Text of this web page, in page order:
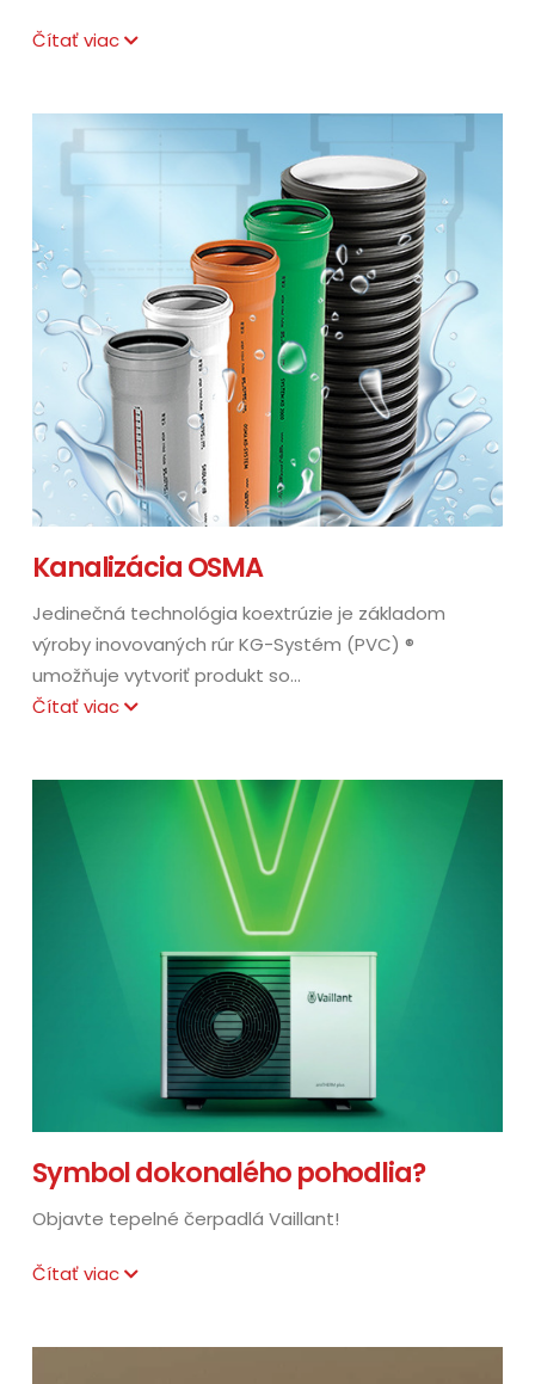
Čítať viac
Kanalizácia OSMA
Jedinečná technológia koextrúzie je základom
výroby inovovaných rúr KG-Systém (PVC) ®
umožňuje vytvoriť produkt so...
Čítať viac
Symbol dokonalého pohodlia?
Objavte tepelné čerpadlá Vaillant!
Čítať viac